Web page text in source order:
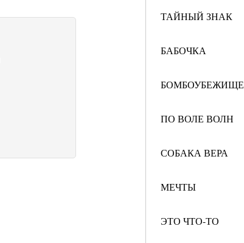
ТАЙНЫЙ ЗНАК
БАБОЧКА
БОМБОУБЕЖИЩЕ
ПО ВОЛЕ ВОЛН
СОБАКА ВЕРА
МЕЧТЫ
ЭТО ЧТО-ТО